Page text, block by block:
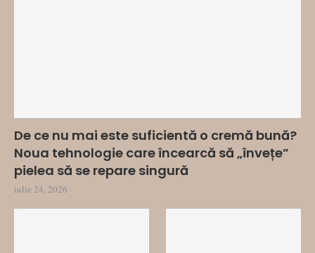
De ce nu mai este suficientă o cremă bună?
Noua tehnologie care încearcă să „învețe”
pielea să se repare singură
iulie 24, 2026